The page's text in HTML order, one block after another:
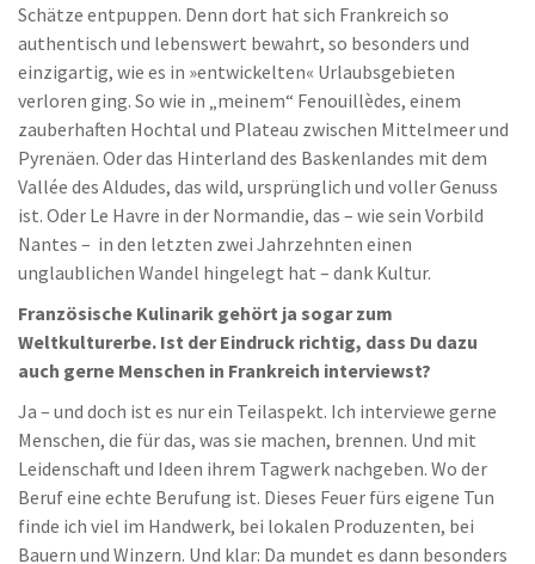
Schätze entpuppen. Denn dort hat sich Frankreich so
authentisch und lebenswert bewahrt, so besonders und
einzigartig, wie es in »entwickelten« Urlaubsgebieten
verloren ging. So wie in „meinem“ Fenouillèdes, einem
zauberhaften Hochtal und Plateau zwischen Mittelmeer und
Pyrenäen. Oder das Hinterland des Baskenlandes mit dem
Vallée des Aldudes, das wild, ursprünglich und voller Genuss
ist. Oder Le Havre in der Normandie, das – wie sein Vorbild
Nantes – in den letzten zwei Jahrzehnten einen
unglaublichen Wandel hingelegt hat – dank Kultur.
Französische Kulinarik gehört ja sogar zum
Weltkulturerbe. Ist der Eindruck richtig, dass Du dazu
auch gerne Menschen in Frankreich interviewst?
Ja – und doch ist es nur ein Teilaspekt. Ich interviewe gerne
Menschen, die für das, was sie machen, brennen. Und mit
Leidenschaft und Ideen ihrem Tagwerk nachgeben. Wo der
Beruf eine echte Berufung ist. Dieses Feuer fürs eigene Tun
finde ich viel im Handwerk, bei lokalen Produzenten, bei
Bauern und Winzern. Und klar: Da mundet es dann besonders